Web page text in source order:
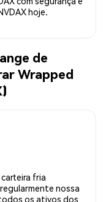
hoje.
de
Wrapped
fria
nossa
os ativos dos